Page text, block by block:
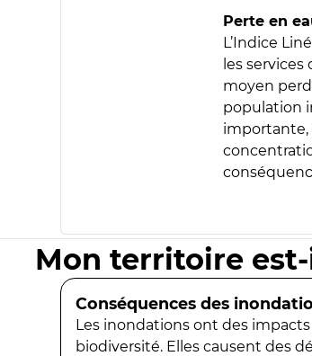
Perte en
L’Indice
les
moyen
population
importante,
Mon territoire
Conséquences des
Les inondations ont des
biodiversité. Elles causent des